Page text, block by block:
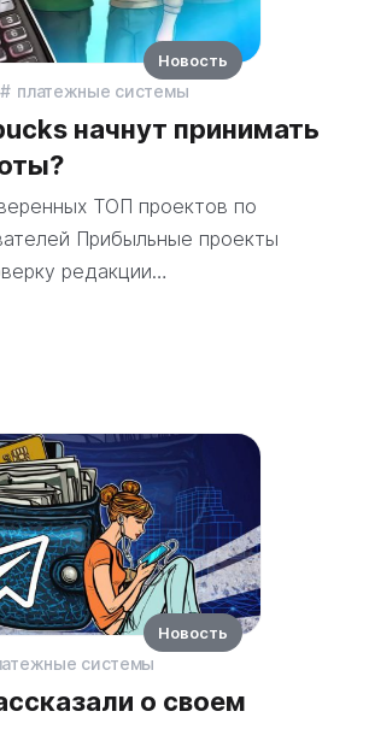
платежные системы
начнут принимать
ТОП проектов по
Прибыльные проекты
редакции…
Новость
системы
о своем
Новость